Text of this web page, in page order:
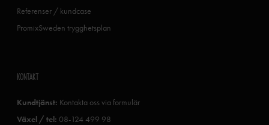
Referenser / kundcase
PromixSweden trygghetsplan
KONTAKT
Kundtjänst: Kontakta oss via formulär
Växel / tel: 08-124 499 98